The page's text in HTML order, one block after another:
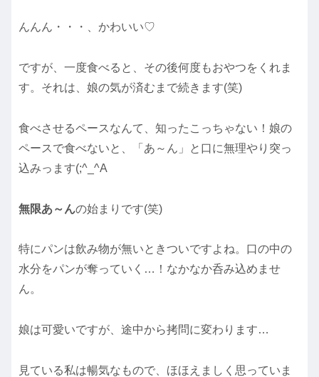
んんん・・・、かわいい♡
ですが、一度食べると、その後何度もおやつをくれま
す。それは、娘の気が済むまで続きます(笑)
食べさせるペースなんて、知ったこっちゃない！娘の
ペースで食べないと、「あ～ん」と口に無理やり突っ
込みっます(;^_^A
無限あ～んの始まりです(笑)
特にパンは飲み物が無いときついですよね。口の中の
水分をパンが奪っていく…！なかなか呑み込めませ
ん。
娘は可愛いですが、途中から拷問に変わります…
見ている私は暢気なもので、ほほえましく思っていま